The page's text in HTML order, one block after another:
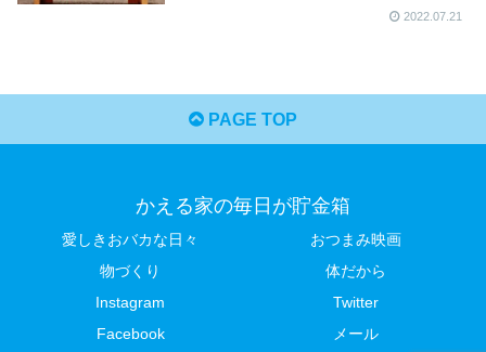
2022.07.21
PAGE TOP
かえる家の毎日が貯金箱
愛しきおバカな日々
おつまみ映画
物づくり
体だから
Instagram
Twitter
Facebook
メール